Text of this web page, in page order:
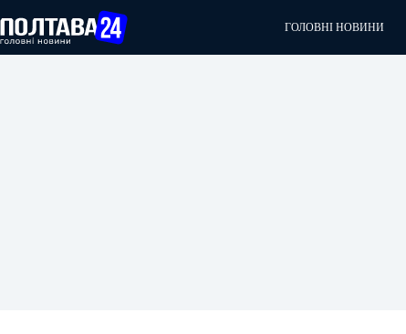
до
вмісту
ГОЛОВНІ НОВИНИ